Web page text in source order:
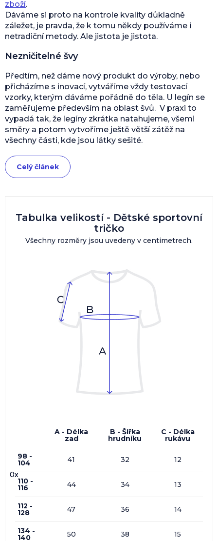
0x
0x
0x
0x
Tabulka velikostí - Dětské sportovní
tričko
Všechny rozměry jsou uvedeny v centimetrech.
A - Délka
zad
B - Šířka
hrudníku
C - Délka
rukávu
98 -
104 41 32 12
110 -
116 44 34 13
112 -
128 47 36 14
134 -
140 50 38 15
zboží.
Dáváme si proto na kontrole kvality důkladně
záležet, je pravda, že k tomu někdy používáme i
netradiční metody. Ale jistota je jistota.
Nezničitelné švy
Předtím, než dáme nový produkt do výroby, nebo
přicházíme s inovací, vytváříme vždy testovací
vzorky, kterým dáváme pořádně do těla. U legín se
zaměřujeme především na oblast švů. V praxi to
vypadá tak, že legíny zkrátka natahujeme, všemi
směry a potom vytvoříme ještě větší zátěž na
všechny části, kde jsou látky sešité.
Celý článek